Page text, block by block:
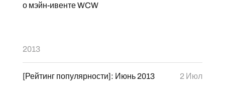
о мэйн-ивенте WCW
2013
[Рейтинг популярности]: Июнь 2013 2 Июл